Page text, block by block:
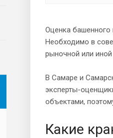
Оценка башенного
Необходимо в
рыночной или
В Самаре и
эксперты-
объектами,
Какие